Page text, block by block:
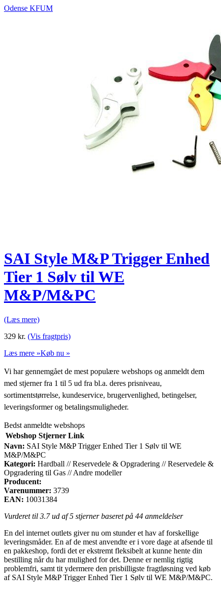
Odense KFUM
SAI Style M&P Trigger Enhed
Tier 1 Sølv til WE
M&P/M&PC
(Læs mere)
329 kr. (Vis fragtpris)
Læs mere »Køb nu »
Vi har gennemgået de mest populære webshops og anmeldt dem
med stjerner fra 1 til 5 ud fra bl.a. deres prisniveau,
sortimentstørrelse, kundeservice, brugervenlighed, betingelser,
leveringsformer og betalingsmuligheder.
Bedst anmeldte webshops
Webshop Stjerner Link
Navn: SAI Style M&P Trigger Enhed Tier 1 Sølv til WE
M&P/M&PC
Kategori: Hardball // Reservedele & Opgradering // Reservedele &
Opgradering til Gas // Andre modeller
Producent:
Varenummer: 3739
EAN: 10031384
Vurderet til 3.7ud af 5 stjerner baseret på 44 anmeldelser
En del internet outlets giver nu om stunder et hav af forskellige
leveringsmåder. En af de mest anvendte er i vore dage at afsende til
en pakkeshop, fordi det er ekstremt fleksibelt at kunne hente din
bestilling når du har mulighed for det. Denne er nemlig rigtig
problemfri, samt tit ydermere den prisbilligste fragtløsning ved køb
af SAI Style M&P Trigger Enhed Tier 1 Sølv til WE M&P/M&PC.